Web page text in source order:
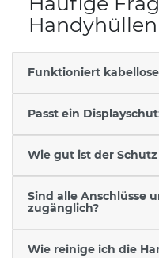
Handyhüllen
Funktioniert
Passt ein
Wie gut ist der
Sind alle Anschlüsse
zugänglich?
Wie reinige ich die